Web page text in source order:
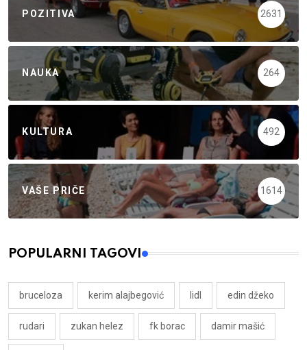
POZITIVA 2631
NAUKA 264
KULTURA 492
VAŠE PRIČE 1614
POPULARNI TAGOVI
bruceloza kerim alajbegović lidl edin džeko
rudari zukan helez fk borac damir mašić